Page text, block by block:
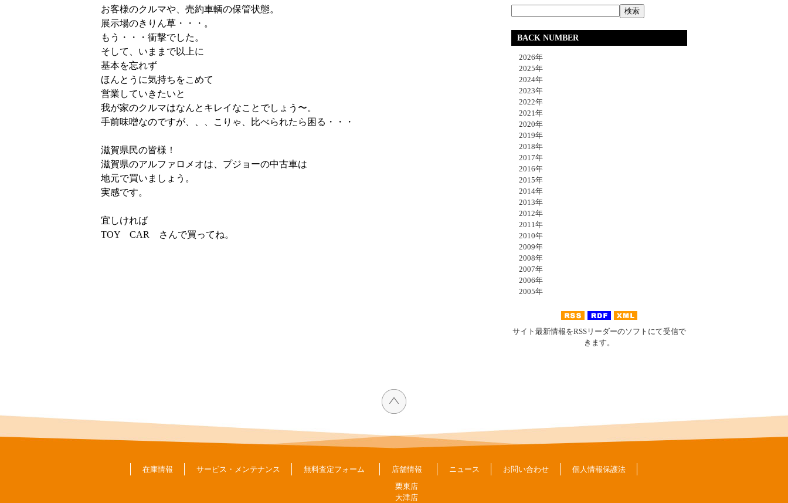
お客様のクルマや、売約車輌の保管状態。
展示場のきりん草・・・。
もう・・・衝撃でした。
そして、いままで以上に
基本を忘れず
ほんとうに気持ちをこめて
営業していきたいと
我が家のクルマはなんとキレイなことでしょう〜。
手前味噌なのですが、、、こりゃ、比べられたら困る・・・
滋賀県民の皆様！
滋賀県のアルファロメオは、プジョーの中古車は
地元で買いましょう。
実感です。
宜しければ
TOY CAR さんで買ってね。
BACK NUMBER
2026年
2025年
2024年
2023年
2022年
2021年
2020年
2019年
2018年
2017年
2016年
2015年
2014年
2013年
2012年
2011年
2010年
2009年
2008年
2007年
2006年
2005年
サイト最新情報をRSSリーダーのソフトにて受信で
きます。
在庫情報 サービス・メンテナンス 無料査定フォーム
店舗情報
栗東店
大津店
ニュース お問い合わせ 個人情報保護法